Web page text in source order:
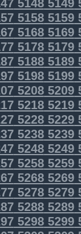
51585159
51685169
51785179
51885189
51985199
52085209
52185219
52285229
52385239
52485249
52585259
52685269
52785279
52885289
52985299